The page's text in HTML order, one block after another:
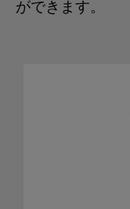
ができます。